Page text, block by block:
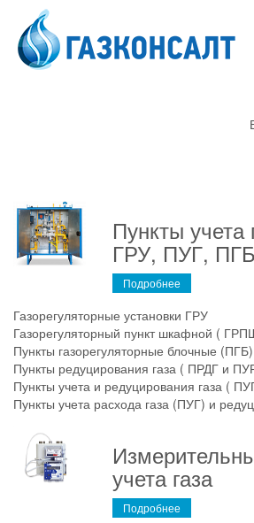
Пункты
ГРУ, ПУГ,
Подробнее
Газорегуляторные установки ГРУ
Газорегуляторный пункт шкафной (
Пункты газорегуляторные блочные (ПГБ)
Пункты редуцирования газа ( ПРДГ и
Пункты учета и редуцирования газа (
Пункты учета расхода газа (ПУГ) и
учета газа
Подробнее